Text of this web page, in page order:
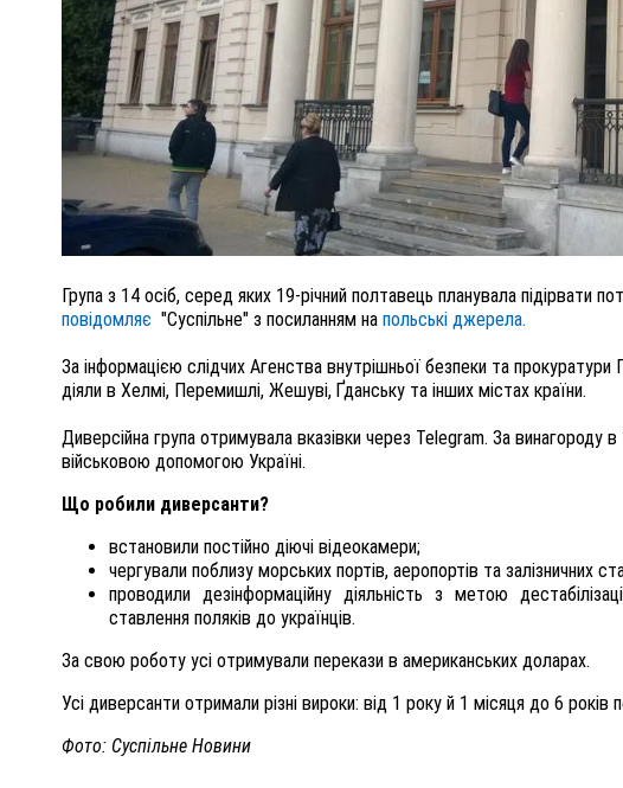
Група з 14 осіб, серед яких 19-річний полтавець планувала підірвати
повідомляє "Суспільне" з посиланням на польські джерела.
За інформацією слідчих Агенства внутрішньої безпеки та
діяли в Хелмі, Перемишлі, Жешуві, Ґданську та інших містах країни.
Диверсійна група отримувала вказівки через Telegram. За винагороду
військовою допомогою Україні.
Що робили диверсанти?
встановили постійно діючі відеокамери;
чергували поблизу морських портів, аеропортів та залізничних
проводили дезінформаційну діяльність з метою
ставлення поляків до українців.
За свою роботу усі отримували перекази в американських доларах.
Усі диверсанти отримали різні вироки: від 1 року й 1 місяця до 6 років
Фото: Суспільне Новини
ПОЛІЦІЯ ПОЛТАВЩИНИ РОЗШУКУЄ 62-РІЧНУ
ЛЮДМИЛУ ТИМЧЕНКО
26 листопада 2025 0 25